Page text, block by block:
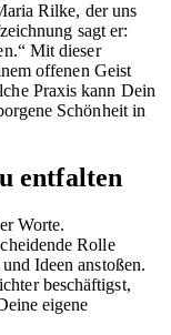
Rilke, der uns
sagt er:
Mit dieser
offenen Geist
Praxis kann Dein
Schönheit in
entfalten
Worte.
Rolle
Ideen anstoßen.
beschäftigst,
eigene